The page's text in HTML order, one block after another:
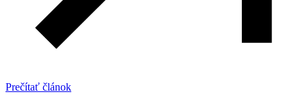
Prečítať článok